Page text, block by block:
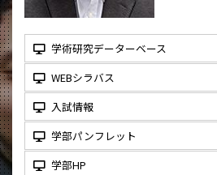
学術研究データーベース
WEBシラバス
入試情報
学部パンフレット
学部HP